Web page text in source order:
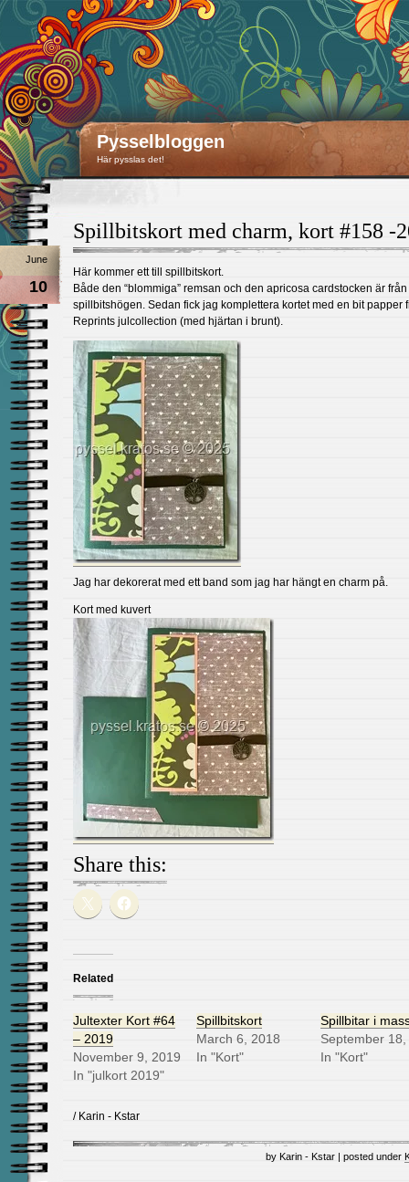
Pysselbloggen
Här pysslas det!
Spillbitskort med charm, kort #158 -
June
10
Här kommer ett till spillbitskort.
Både den “blommiga” remsan och den apricosa cardstocken är från
spillbitshögen. Sedan fick jag komplettera kortet med en bit papper
Reprints julcollection (med hjärtan i brunt).
Jag har dekorerat med ett band som jag har hängt en charm på.
Kort med kuvert
Share this:
Related
Jultexter Kort #64
– 2019
November 9, 2019
In "julkort 2019"
Spillbitskort
March 6, 2018
In "Kort"
Spillbitar i
September
In "Kort"
/ Karin - Kstar
by Karin - Kstar | posted under